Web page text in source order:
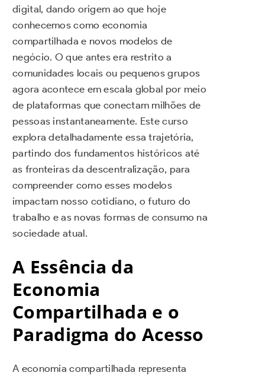
digital, dando origem ao que hoje
conhecemos como economia
compartilhada e novos modelos de
negócio. O que antes era restrito a
comunidades locais ou pequenos grupos
agora acontece em escala global por meio
de plataformas que conectam milhões de
pessoas instantaneamente. Este curso
explora detalhadamente essa trajetória,
partindo dos fundamentos históricos até
as fronteiras da descentralização, para
compreender como esses modelos
impactam nosso cotidiano, o futuro do
trabalho e as novas formas de consumo na
sociedade atual.
A Essência da
Economia
Compartilhada e o
Paradigma do Acesso
A economia compartilhada representa